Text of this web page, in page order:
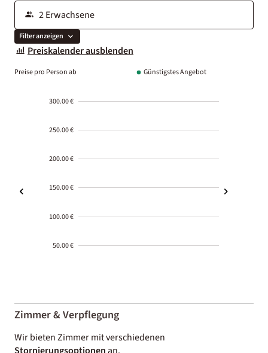
Filter anzeigen
Preiskalender ausblenden
Preise pro Person ab Günstigstes Angebot
300.00 €
250.00 €
200.00 €
150.00 €
100.00 €
50.00 €
01-02
Zimmer & Verpflegung
Wir bieten Zimmer mit verschiedenen